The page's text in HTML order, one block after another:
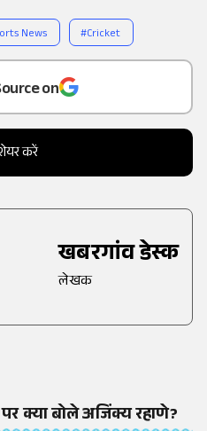
as a
on
करें
खबरगांव डेस्क
लेखक
क्या बोले अजिंक्य रहाणे?
News #Cricket